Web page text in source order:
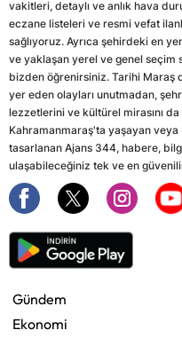
vakitleri, detaylı ve anlık hava
eczane listeleri ve resmi vefat
sağlıyoruz. Ayrıca şehirdeki en
ve yaklaşan yerel ve genel seçim
bizden öğrenirsiniz. Tarihi Maraş
yer eden olayları unutmadan,
lezzetlerini ve kültürel mirasını da
Kahramanmaraş'ta yaşayan
tasarlanan Ajans 344, habere,
ulaşabileceğiniz tek ve en
Gündem
Ekonomi